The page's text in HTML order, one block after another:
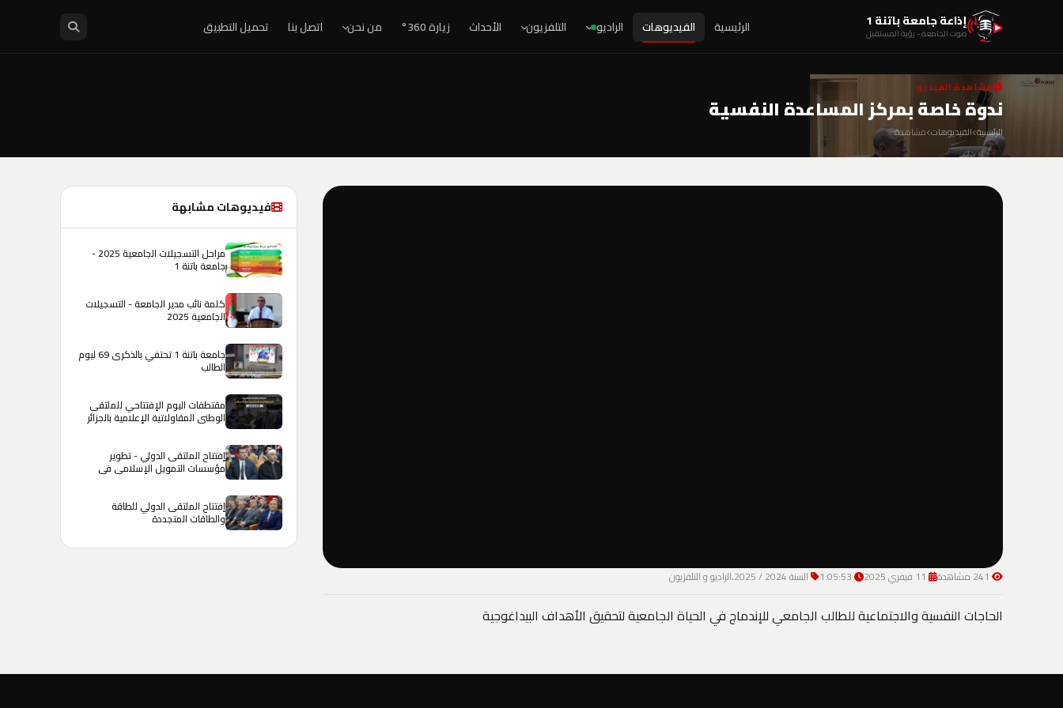
إذاعة جامعة باتنة 1
صوت الجامعة - رؤية المستقبل الرئيسية الفيديوهات الراديو التلفزيون الأحداث زيارة 360° من نحن اتصل بنا تحميل التطبيق
مشاهدة الفيديو
ندوة خاصة بمركز المساعدة النفسية
الرئيسية الفيديوهات مشاهدة
السنة 2024 / 2025،الراديو و التلفزيون
الحاجات النفسية والاجتماعية للطالب الجامعي للإندماج في الحياة الجامعية لتحقيق الأهداف البيداغوجية
فيديوهات مشابهة
مراحل التسجيلات الجامعية 2025 -
جامعة باتنة 1
كلمة نائب مدير الجامعة - التسجيلات
الجامعية 2025
جامعة باتنة 1 تحتفي بالذكرى 69 ليوم
الطالب
مقتطفات اليوم الإفتتاحي للملتقى
الوطني المقاولاتية الإعلامية بالجزائر
إفتتاح الملتقى الدولي - تطوير
مؤسسات التمويل الإسلامي في
إفتتاح الملتقى الدولي للطاقة
والطاقات المتجددة